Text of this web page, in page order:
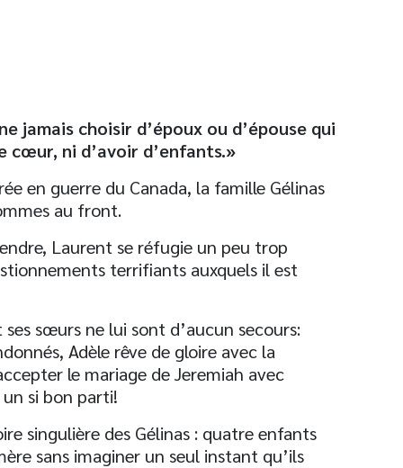
jamais choisir d’époux ou d’épouse qui
cœur, ni d’avoir d’enfants.»
en guerre du Canada, la famille Gélinas
au front.
Laurent se réfugie un peu trop
terrifiants auxquels il est
sœurs ne lui sont d’aucun secours:
Adèle rêve de gloire avec la
le mariage de Jeremiah avec
si bon parti!
singulière des Gélinas : quatre enfants
sans imaginer un seul instant qu’ils